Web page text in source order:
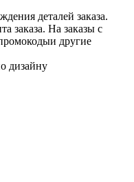
деталей заказа.
заказа. На заказы с
другие
дизайну